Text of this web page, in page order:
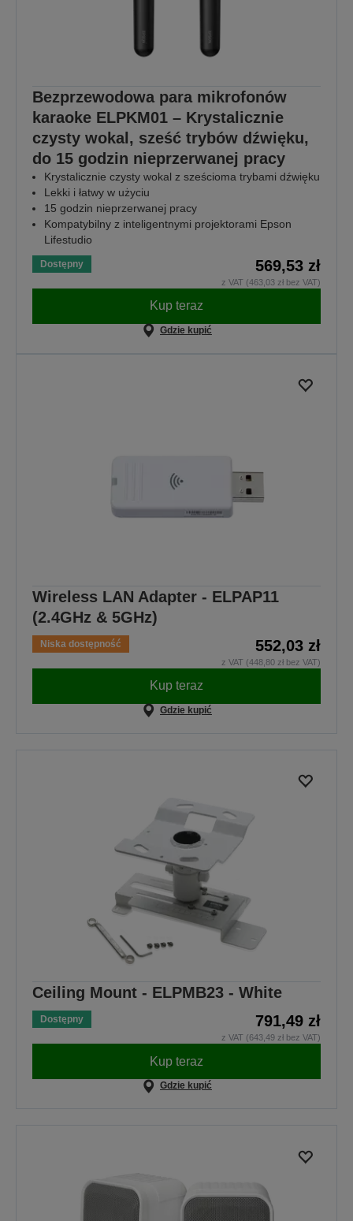
Bezprzewodowa para mikrofonów
karaoke ELPKM01 – Krystalicznie
czysty wokal, sześć trybów dźwięku,
do 15 godzin nieprzerwanej pracy
Krystalicznie czysty wokal z sześcioma trybami dźwięku
Lekki i łatwy w użyciu
15 godzin nieprzerwanej pracy
Kompatybilny z inteligentnymi projektorami Epson
Lifestudio
Dostępny 569,53 zł
z VAT (463,03 zł bez VAT)
Kup teraz
Gdzie kupić
Wireless LAN Adapter - ELPAP11
(2.4GHz & 5GHz)
Niska dostępność 552,03 zł
z VAT (448,80 zł bez VAT)
Kup teraz
Gdzie kupić
Ceiling Mount - ELPMB23 - White
Dostępny 791,49 zł
z VAT (643,49 zł bez VAT)
Kup teraz
Gdzie kupić